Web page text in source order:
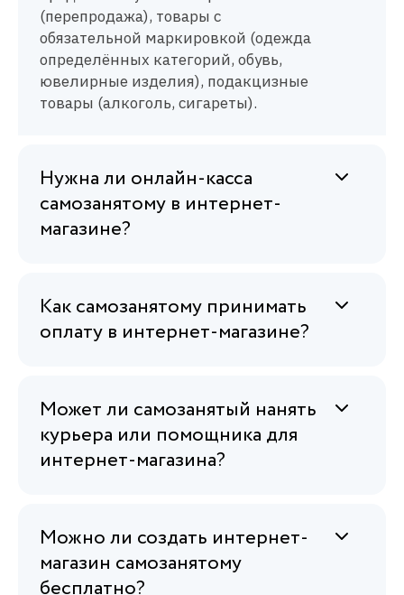
(перепродажа), товары с
обязательной маркировкой (одежда
определённых категорий, обувь,
ювелирные изделия), подакцизные
товары (алкоголь, сигареты).
Нужна ли онлайн-касса
самозанятому в интернет-
магазине?
Как самозанятому принимать
оплату в интернет-магазине?
Может ли самозанятый нанять
курьера или помощника для
интернет-магазина?
Можно ли создать интернет-
магазин самозанятому
бесплатно?